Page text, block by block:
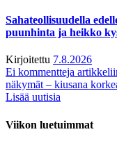
Sahateollisuudella
puunhinta ja heikko
Kirjoitettu 7.8.2026
Ei kommentteja
näkymät – kiusana
Lisää uutisia
Viikon luetuimmat